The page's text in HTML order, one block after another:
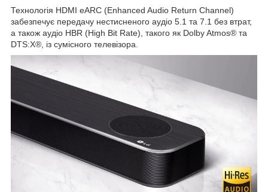
Технологія HDMI eARC (Enhanced Audio Return Channel)
забезпечує передачу нестисненого аудіо 5.1 та 7.1 без втрат,
а також аудіо HBR (High Bit Rate), такого як Dolby Atmos® та
DTS:X®, із сумісного телевізора.